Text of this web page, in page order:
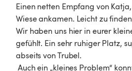
Einen netten Empfang von
Wiese ankamen. Leicht zu
Wir haben uns hier in eurer
gefühlt. Ein sehr ruhiger Platz,
abseits von Trubel.